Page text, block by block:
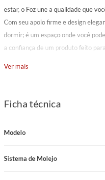
estar, o Foz une a qualidade que
Com seu apoio firme e design
dormir; é um espaço onde você
a confiança de um produto feito
Gramatura Tecido: 280 g/m²
Espuma do Estofamento 1:
Ver mais
Ficha técnica
Modelo
Sistema de Molejo